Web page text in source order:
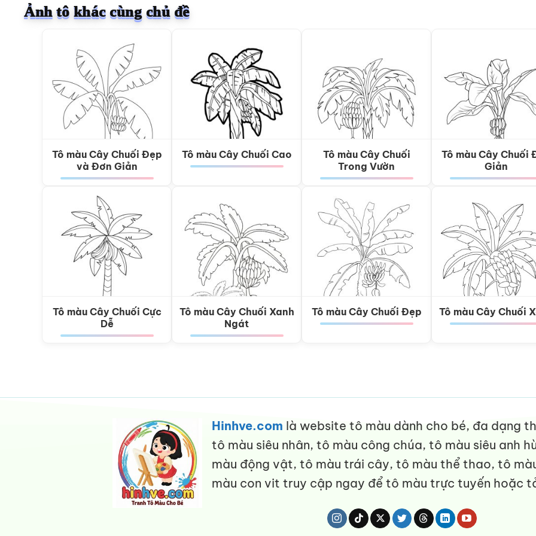
Ảnh tô khác cùng chủ đề
Tô màu Cây Chuối Đẹp
và Đơn Giản
Tô màu Cây Chuối Cao
Tô màu Cây Chuối
Trong Vườn
Tô màu Cây Chuối
Giản
Tô màu Cây Chuối Cực
Dễ
Tô màu Cây Chuối Xanh
Ngát
Tô màu Cây Chuối Đẹp Tô màu Cây Chuối
Hinhve.com là website tô màu dành cho bé, đa dạng
tô màu siêu nhân, tô màu công chúa, tô màu siêu anh
màu động vật, tô màu trái cây, tô màu thể thao, tô
màu con vit truy cập ngay để tô màu trực tuyến hoặc